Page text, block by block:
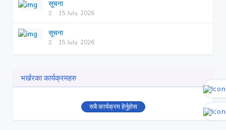
सूचना
15 July, 2026
सूचना
15 July, 2026
भर्खरका कार्यक्रमहरु
सबै कार्यक्रम हेर्नुहोस